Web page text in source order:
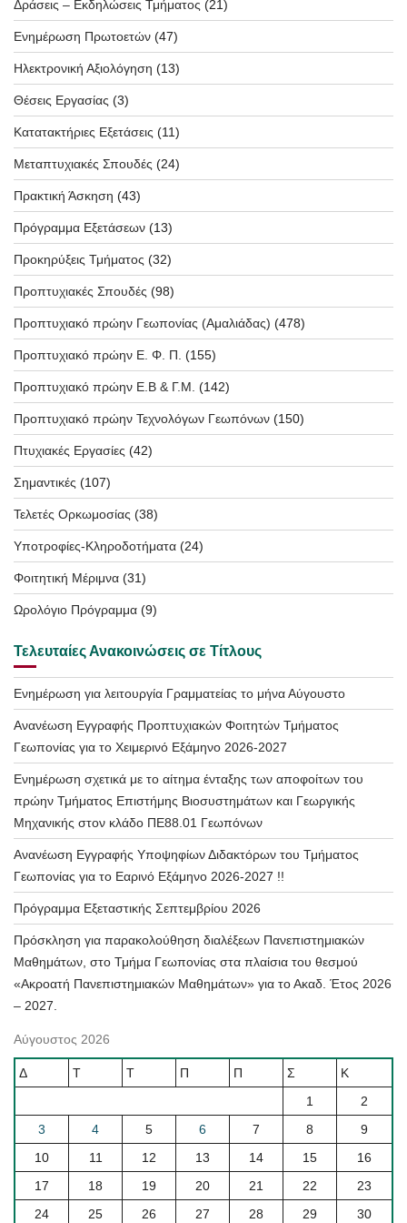
Δράσεις – Εκδηλώσεις Τμήματος (21)
Ενημέρωση Πρωτοετών (47)
Ηλεκτρονική Αξιολόγηση (13)
Θέσεις Εργασίας (3)
Κατατακτήριες Εξετάσεις (11)
Μεταπτυχιακές Σπουδές (24)
Πρακτική Άσκηση (43)
Πρόγραμμα Εξετάσεων (13)
Προκηρύξεις Τμήματος (32)
Προπτυχιακές Σπουδές (98)
Προπτυχιακό πρώην Γεωπονίας (Αμαλιάδας) (478)
Προπτυχιακό πρώην Ε. Φ. Π. (155)
Προπτυχιακό πρώην Ε.Β & Γ.Μ. (142)
Προπτυχιακό πρώην Τεχνολόγων Γεωπόνων (150)
Πτυχιακές Εργασίες (42)
Σημαντικές (107)
Τελετές Ορκωμοσίας (38)
Υποτροφίες-Κληροδοτήματα (24)
Φοιτητική Μέριμνα (31)
Ωρολόγιο Πρόγραμμα (9)
Τελευταίες Ανακοινώσεις σε Τίτλους
Ενημέρωση για λειτουργία Γραμματείας το μήνα Αύγουστο
Ανανέωση Εγγραφής Προπτυχιακών Φοιτητών Τμήματος
Γεωπονίας για το Χειμερινό Εξάμηνο 2026-2027
Ενημέρωση σχετικά με το αίτημα ένταξης των αποφοίτων του
πρώην Τμήματος Επιστήμης Βιοσυστημάτων και Γεωργικής
Μηχανικής στον κλάδο ΠΕ88.01 Γεωπόνων
Ανανέωση Εγγραφής Υποψηφίων Διδακτόρων του Τμήματος
Γεωπονίας για το Εαρινό Εξάμηνο 2026-2027 !!
Πρόγραμμα Εξεταστικής Σεπτεμβρίου 2026
Πρόσκληση για παρακολούθηση διαλέξεων Πανεπιστημιακών
Μαθημάτων, στο Τμήμα Γεωπονίας στα πλαίσια του θεσμού
«Ακροατή Πανεπιστημιακών Μαθημάτων» για το Ακαδ. Έτος 2026
– 2027.
Αύγουστος 2026
Δ Τ Τ Π Π Σ
Κ
1
2
3
4 5 6 7 8
9
10
11 12 13 14 15
16
17
18 19 20 21 22
23
24
25 26 27 28 29
30